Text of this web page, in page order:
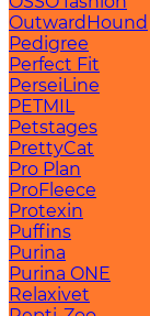
OutwardHound
Pedigree
Perfect Fit
PerseiLine
PETMIL
Petstages
PrettyCat
Pro Plan
ProFleece
Protexin
Puffins
Purina
Purina ONE
Relaxivet